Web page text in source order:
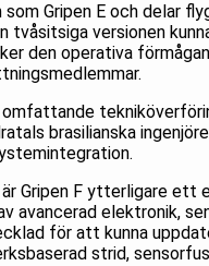
Gripen E och delar
tvåsitsiga versionen
den operativa
brasilianska
Gripen F ytterligare ett
avancerad elektronik,
för att kunna
strid,